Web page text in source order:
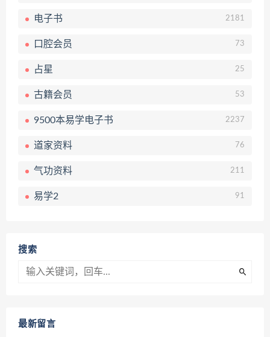
电子书 2181
口腔会员 73
占星 25
古籍会员 53
9500本易学电子书 2237
道家资料 76
气功资料 211
易学2 91
搜索
最新留言